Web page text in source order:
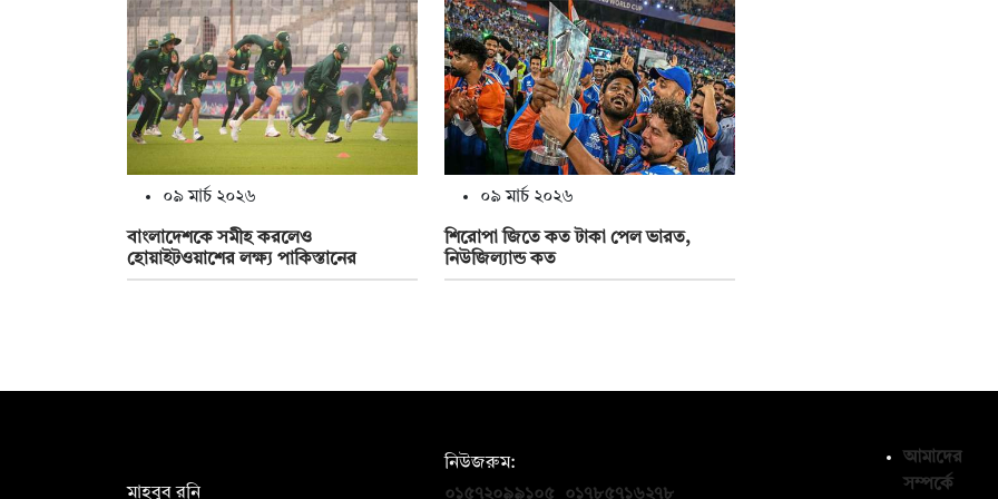
০৯ মার্চ ২০২৬
বাংলাদেশকে সমীহ করলেও
হোয়াইটওয়াশের লক্ষ্য পাকিস্তানের
০৯ মার্চ ২০২৬
শিরোপা জিতে কত টাকা পেল ভারত,
নিউজিল্যান্ড কত
মাহবুব রনি
নিউজরুম:
০১৫৭২০৯৯১০৫
০১৭৮৫৭১৬২৭৮
আমাদের
সম্পর্কে